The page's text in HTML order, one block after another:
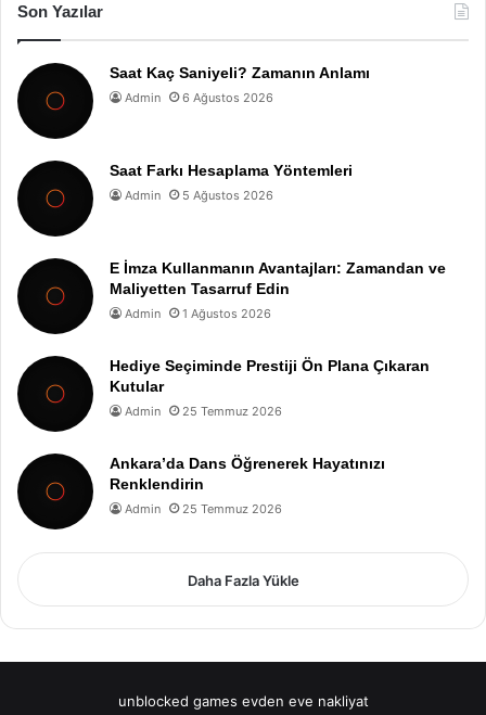
Son Yazılar
Saat Kaç Saniyeli? Zamanın Anlamı
Admin 6 Ağustos 2026
Saat Farkı Hesaplama Yöntemleri
Admin 5 Ağustos 2026
E İmza Kullanmanın Avantajları: Zamandan ve
Maliyetten Tasarruf Edin
Admin 1 Ağustos 2026
Hediye Seçiminde Prestiji Ön Plana Çıkaran
Kutular
Admin 25 Temmuz 2026
Ankara’da Dans Öğrenerek Hayatınızı
Renklendirin
Admin 25 Temmuz 2026
Daha Fazla Yükle
unblocked games evden eve nakliyat